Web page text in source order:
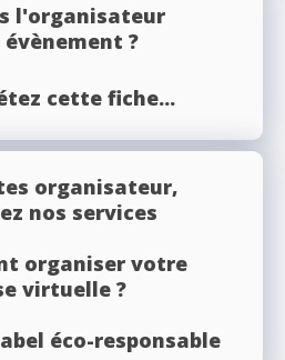
l'organisateur
?
cette fiche...
organisateur,
nos services
organiser votre
virtuelle ?
éco-responsable